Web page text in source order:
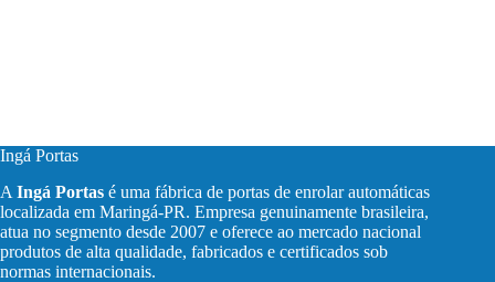
Ingá Portas
A Ingá Portas é uma fábrica de portas de enrolar automáticas
localizada em Maringá-PR. Empresa genuinamente brasileira,
atua no segmento desde 2007 e oferece ao mercado nacional
produtos de alta qualidade, fabricados e certificados sob
normas internacionais.